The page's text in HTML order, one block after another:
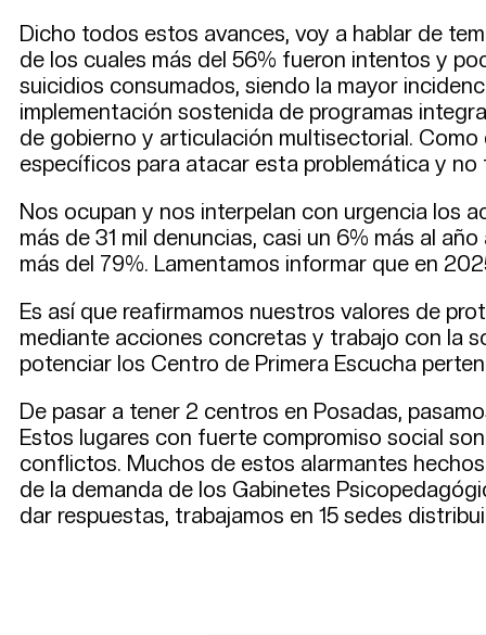
Dicho todos estos avances, voy a hablar de
de los cuales más del 56% fueron intentos y
suicidios consumados, siendo la mayor
implementación sostenida de programas
de gobierno y articulación multisectorial.
específicos para atacar esta problemática y
Nos ocupan y nos interpelan con urgencia los
más de 31 mil denuncias, casi un 6% más al
más del 79%. Lamentamos informar que en
Es así que reafirmamos nuestros valores de
mediante acciones concretas y trabajo con la
potenciar los Centro de Primera Escucha
De pasar a tener 2 centros en Posadas,
Estos lugares con fuerte compromiso social
conflictos. Muchos de estos alarmantes
de la demanda de los Gabinetes
dar respuestas, trabajamos en 15 sedes